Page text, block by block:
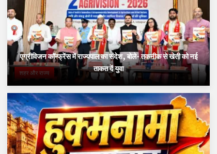
शहर और राज्य
एग्रीविजन कॉन्फ्रेंस में राज्यपाल का संदेश, बोले- तकनीक से खेती को नई
ताकत दें युवा